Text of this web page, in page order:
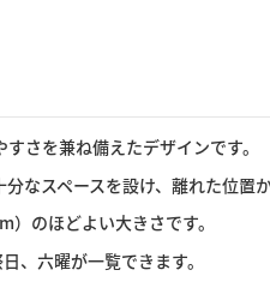
さを兼ね備えたデザインです。
なスペースを設け、離れた位置
のほどよい大きさです。
、六曜が一覧できます。